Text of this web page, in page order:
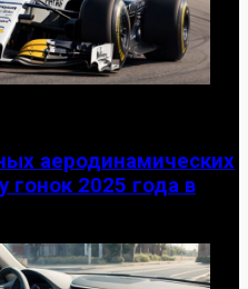
аеродинамических
гонок 2025 года в